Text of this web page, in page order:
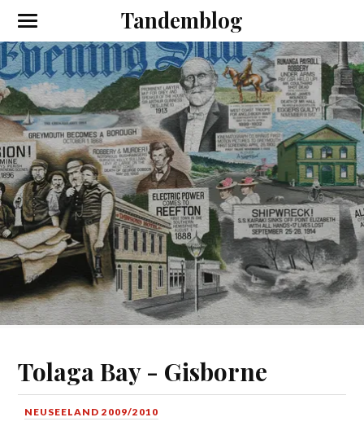
Tandemblog
Tolaga Bay - Gisborne
NEUSEELAND 2009/2010